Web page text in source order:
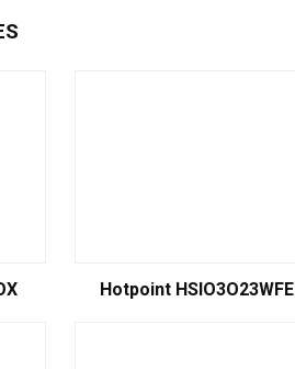
Hotpoint HSIO3O23WFE